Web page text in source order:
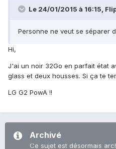
Le 24/01/2015 à 16:15,
Personne ne veut se séparer
Hi,
J'ai un noir 32Go en parfait état
glass et deux housses. Si ça te
LG G2 PowA !!
Archivé
Ce sujet est désormais